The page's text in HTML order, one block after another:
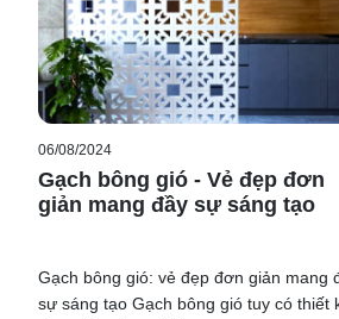
thẳng. Sử dụng bay chuyên dụng
hành chà ron cho gạch màu sắc
thật sạch để đảm bảo độ kết dính
06/08/2024
Gạch bông gió - Vẻ đẹp đơn
giản mang đầy sự sáng tạo
Gạch bông gió: vẻ đẹp đơn giản mang
sự sáng tạo Gạch bông gió tuy có thiết